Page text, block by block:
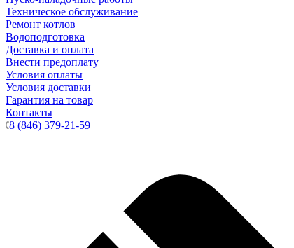
Техническое обслуживание
Ремонт котлов
Водоподготовка
Доставка и оплата
Внести предоплату
Условия оплаты
Условия доставки
Гарантия на товар
Контакты
8 (846) 379-21-59